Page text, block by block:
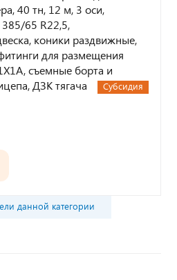
40 тн, 12 м, 3 оси,
65 R22,5,
коники раздвижные,
для размещения
съемные борта и
ДЗК тягача
Субсидия
данной категории